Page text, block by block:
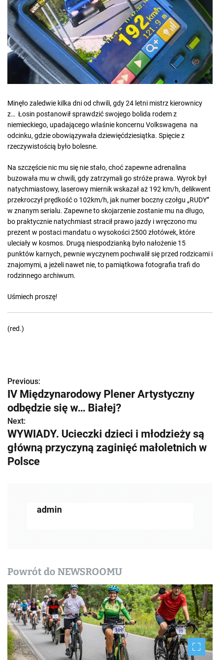
r
e
a
d
i
m
e
Minęło zaledwie kilka dni od chwili, gdy 24 letni mistrz kierownicy
z… Łosin postanowił sprawdzić swojego bolida rodem z
niemieckiego, upadającego właśnie koncernu Volkswagena na
odcinku, gdzie obowiązywała dziewięćdziesiątka. Spięcie z
rzeczywistością było bolesne.
Na szczęście nic mu się nie stało, choć zapewne adrenalina
buzowała mu w chwili, gdy zatrzymali go stróże prawa. Wyrok był
natychmiastowy, laserowy miernik wskazał aż 192 km/h, delikwent
przekroczył prędkość o 102km/h, jak numer boczny czołgu „RUDY”
w znanym serialu. Zapewne to skojarzenie zostanie mu na długo,
bo praktycznie natychmiast stracił prawo jazdy i wręczono mu
prezent w postaci mandatu o wysokości 2500 złotówek, które
uleciały w kosmos. Drugą niespodzianką było nałożenie 15
punktów karnych, pewnie wyczynem pochwalił się przed rodzicami i
znajomymi, a jeżeli nawet nie, to pamiątkowa fotografia trafi do
rodzinnego archiwum.
Uśmiech proszę!
(red.)
Z
o
b
a
c
y
Previous:
IV Międzynarodowy Plener Artystyczny
odbędzie się w… Białej?
Next:
WYWIADY. Ucieczki dzieci i młodzieży są
główną przyczyną zaginięć małoletnich w
Polsce
admin
Powrót do NEWSROOMU